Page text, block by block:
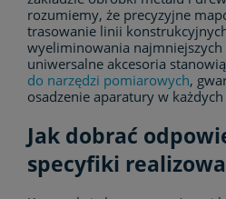
rozumiemy, że precyzyjne
trasowanie linii
wyeliminowania najmniejszych
uniwersalne akcesoria
do narzędzi pomiarowych,
osadzenie aparatury w
Jak dobrać
specyfiki